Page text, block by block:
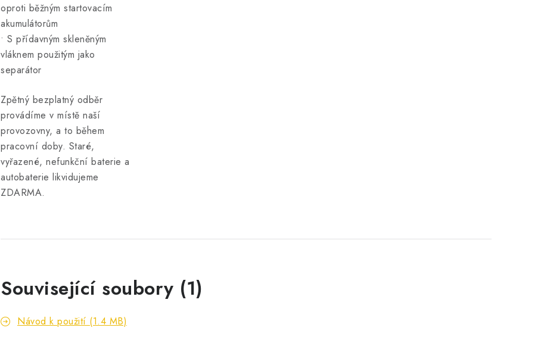
oproti běžným startovacím
akumulátorům
• S přídavným skleněným
vláknem použitým jako
separátor
Zpětný bezplatný odběr
provádíme v místě naší
provozovny, a to během
pracovní doby. Staré,
vyřazené, nefunkční baterie a
autobaterie likvidujeme
ZDARMA.
Související soubory (1)
Návod k použití (1.4 MB)